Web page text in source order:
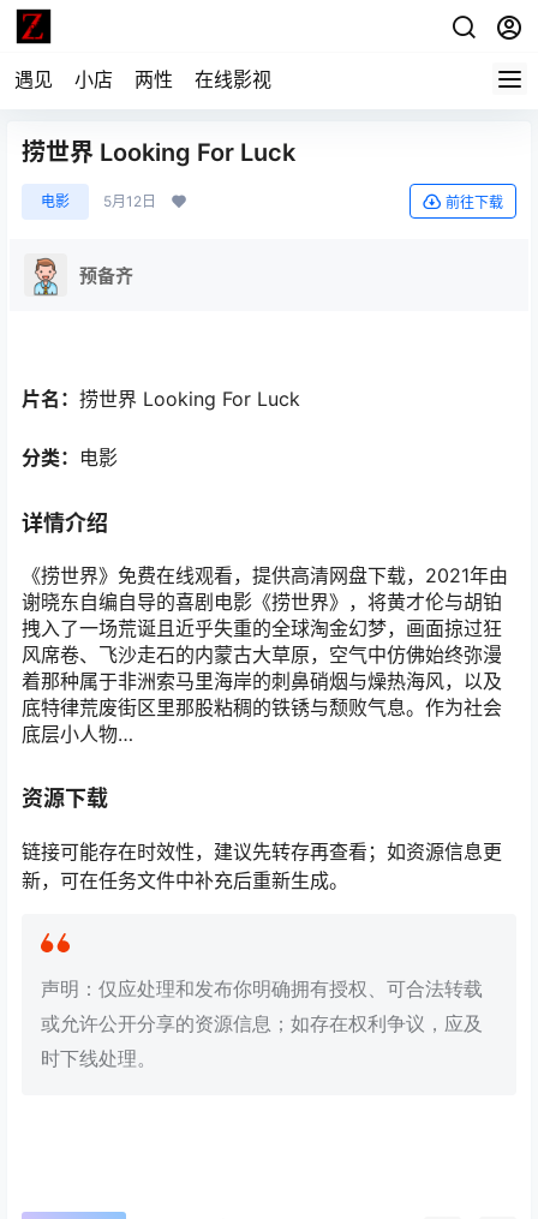
遇见 小店 两性 在线影视
捞世界 Looking For Luck
电影 5月12日 前往下载
预备齐
片名： 捞世界 Looking For Luck
分类： 电影
详情介绍
《捞世界》免费在线观看，提供高清网盘下载，2021年由
谢晓东自编自导的喜剧电影《捞世界》，将黄才伦与胡铂
拽入了一场荒诞且近乎失重的全球淘金幻梦，画面掠过狂
风席卷、飞沙走石的内蒙古大草原，空气中仿佛始终弥漫
着那种属于非洲索马里海岸的刺鼻硝烟与燥热海风，以及
底特律荒废街区里那股粘稠的铁锈与颓败气息。作为社会
底层小人物…
资源下载
链接可能存在时效性，建议先转存再查看；如资源信息更
新，可在任务文件中补充后重新生成。
声明：仅应处理和发布你明确拥有授权、可合法转载
或允许公开分享的资源信息；如存在权利争议，应及
时下线处理。